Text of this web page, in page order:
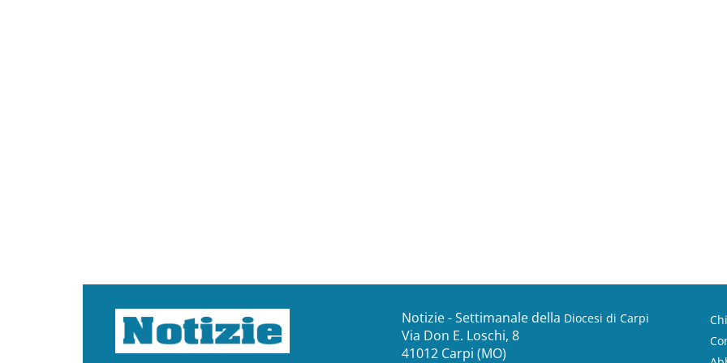
Notizie - Settimanale della Diocesi di Carpi
Via Don E. Loschi, 8
41012 Carpi (MO)